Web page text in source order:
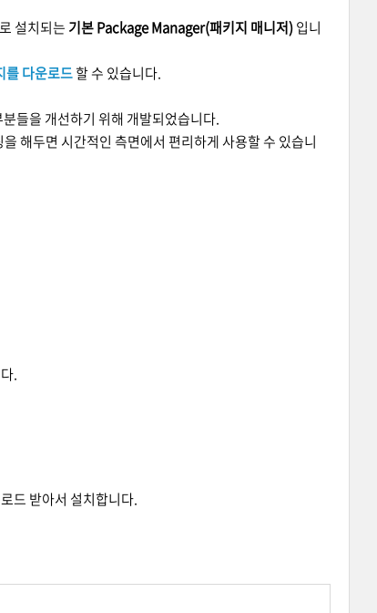
설치되는 기본 Package Manager(패키지 매니저)입니
를 다운로드할 수 있습니다.
들을 개선하기 위해 개발되었습니다.
해두면 시간적인 측면에서 편리하게 사용할 수 있습니
.
드 받아서 설치합니다.